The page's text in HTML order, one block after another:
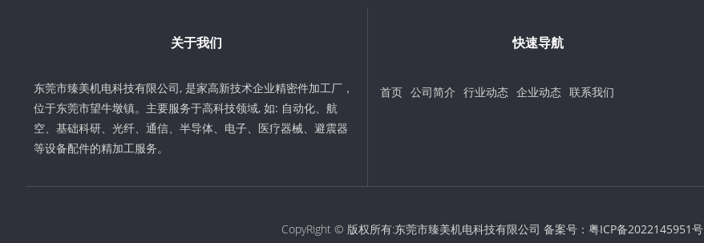
关于我们
东莞市臻美机电科技有限公司, 是家高新技术企业精密件加工厂，
位于东莞市望牛墩镇。主要服务于高科技领域, 如: 自动化、航
空、基础科研、光纤、通信、半导体、电子、医疗器械、避震器
等设备配件的精加工服务。
快速导航
首页 公司简介 行业动态 企业动态 联系我们
CopyRight © 版权所有:东莞市臻美机电科技有限公司 备案号： 粤ICP备2022145951号